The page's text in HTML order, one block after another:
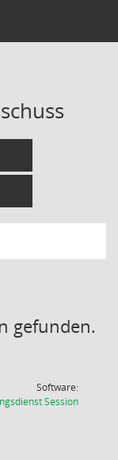
gefunden.
Software:
Session(Wird in